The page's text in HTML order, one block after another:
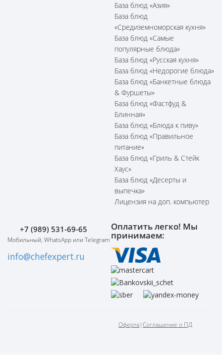
База блюд «Азия»
База блюд
«Средиземноморская кухня»
База блюд «Самые
популярные блюда»
База блюд «Русская кухня»
База блюд «Недорогие блюда»
База блюд «Банкетные блюда
& Фуршеты»
База блюд «Фастфуд &
Блинная»
База блюд «Блюда к пиву»
База блюд «Правильное
питание»
База блюд «Гриль & Стейк
Хаус»
База блюд «Десерты и
выпечка»
Лицензия на доп. компьютер
+7 (989) 531-69-65
Мобильный, WhatsApp или Telegram
info@chefexpert.ru
Оплатить легко! Мы
принимаем:
Оферта|Соглашение о ПД